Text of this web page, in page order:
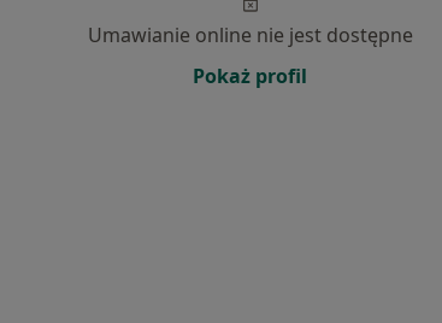
Umawianie online nie jest dostępne
Pokaż profil